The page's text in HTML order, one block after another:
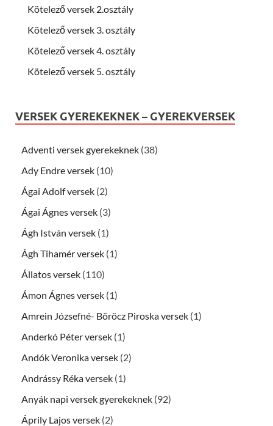
Kötelező versek 2.osztály
Kötelező versek 3. osztály
Kötelező versek 4. osztály
Kötelező versek 5. osztály
VERSEK GYEREKEKNEK – GYEREKVERSEK
Adventi versek gyerekeknek (38)
Ady Endre versek (10)
Ágai Adolf versek (2)
Ágai Ágnes versek (3)
Ágh István versek (1)
Ágh Tihamér versek (1)
Állatos versek (110)
Ámon Ágnes versek (1)
Amrein Józsefné- Böröcz Piroska versek (1)
Anderkó Péter versek (1)
Andók Veronika versek (2)
Andrássy Réka versek (1)
Anyák napi versek gyerekeknek (92)
Áprily Lajos versek (2)